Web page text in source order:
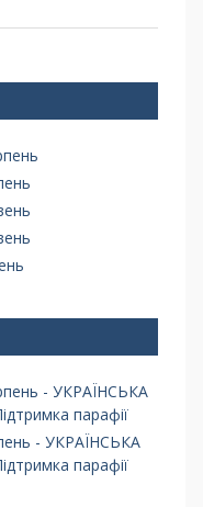
- УКРАЇНСЬКА
парафії
- УКРАЇНСЬКА
парафії